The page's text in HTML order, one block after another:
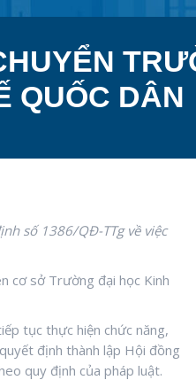
QUỐC DÂN
số 1386/QĐ-TTg về việc
cơ sở Trường đại học Kinh
tục thực hiện chức năng,
định thành lập Hội đồng
quy định của pháp luật.